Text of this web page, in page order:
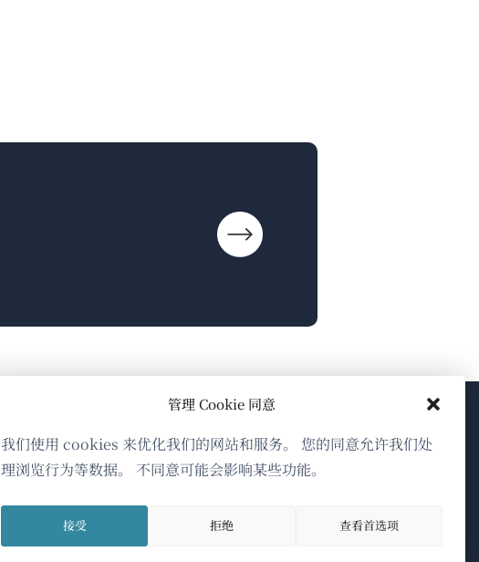
管理 Cookie 同意
我们使用 cookies 来优化我们的网站和服务。 您的同意允许我们处
理浏览行为等数据。 不同意可能会影响某些功能。
接受 拒绝 查看首选项
关于WPML
GDPR与隐私政策